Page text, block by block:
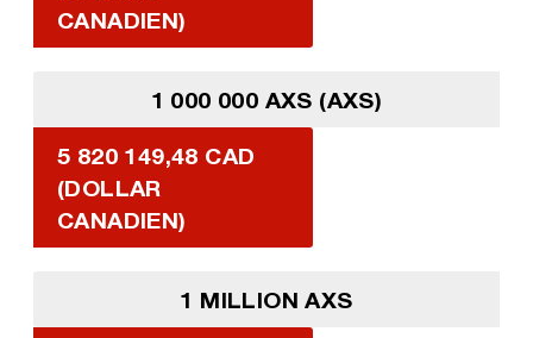
CANADIEN)
1 000 000 AXS (AXS)
5 820 149,48 CAD
(DOLLAR
CANADIEN)
1 MILLION AXS